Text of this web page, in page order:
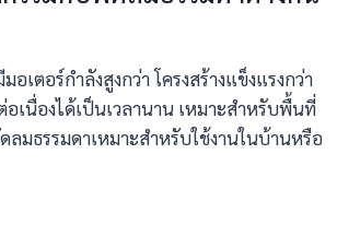
เตอร์กำลังสูงกว่า โครงสร้างแข็งแรงกว่า
อเนื่องได้เป็นเวลานาน เหมาะสำหรับพื้นที่
ธรรมดาเหมาะสำหรับใช้งานในบ้านหรือ